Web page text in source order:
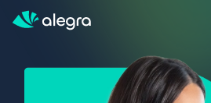
Inicio
MÁS SOLUCIONES PARA TU NEGOCIO